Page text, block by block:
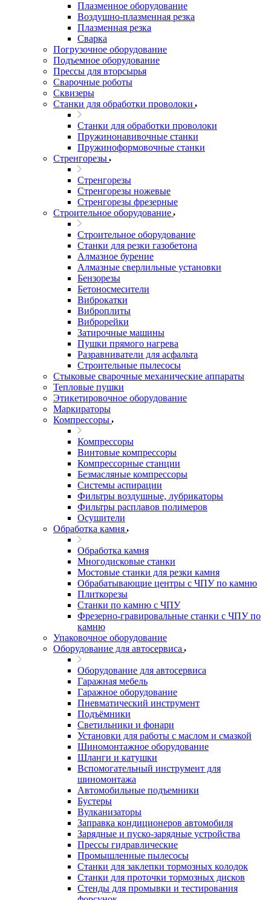
Плазменное оборудование
Воздушно-плазменная резка
Плазменная резка
Сварка
Погрузочное оборудование
Подъемное оборудование
Прессы для вторсырья
Сварочные роботы
Сквизеры
Станки для обработки проволоки
Станки для обработки проволоки
Пружинонавивочные станки
Пружиноформовочные станки
Стренгорезы
Стренгорезы
Стренгорезы ножевые
Стренгорезы фрезерные
Строительное оборудование
Строительное оборудование
Станки для резки газобетона
Алмазное бурение
Алмазные сверлильные установки
Бензорезы
Бетоносмесители
Виброкатки
Виброплиты
Виброрейки
Затирочные машины
Пушки прямого нагрева
Разравниватели для асфальта
Строительные пылесосы
Стыковые сварочные механические аппараты
Тепловые пушки
Этикетировочное оборудование
Маркираторы
Компрессоры
Компрессоры
Винтовые компрессоры
Компрессорные станции
Безмасляные компрессоры
Системы аспирации
Фильтры воздушные, лубрикаторы
Фильтры расплавов полимеров
Осушители
Обработка камня
Обработка камня
Многодисковые станки
Мостовые станки для резки камня
Обрабатывающие центры с ЧПУ по камню
Плиткорезы
Станки по камню с ЧПУ
Фрезерно-гравировальные станки с ЧПУ по
камню
Упаковочное оборудование
Оборудование для автосервиса
Оборудование для автосервиса
Гаражная мебель
Гаражное оборудование
Пневматический инструмент
Подъёмники
Светильники и фонари
Установки для работы с маслом и смазкой
Шиномонтажное оборудование
Шланги и катушки
Вспомогательный инструмент для
шиномонтажа
Автомобильные подъемники
Бустеры
Вулканизаторы
Заправка кондиционеров автомобиля
Зарядные и пуско-зарядные устройства
Прессы гидравлические
Промышленные пылесосы
Станки для заклепки тормозных колодок
Станки для проточки тормозных дисков
Стенды для промывки и тестирования